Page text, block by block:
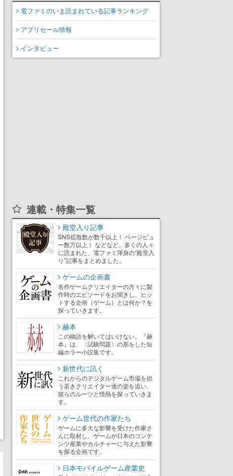
電ファミのいま読まれている記事ランキング
アプリセール情報
インタビュー
連載・特集一覧
殿堂入り記事
SNS拡散数が数千以上！ ページビュ
ー数万以上！ などなど。多くの人々
に読まれた、電ファミ渾身の“殿堂入
り”記事をまとめました。
ゲームの企画書
名作ゲームクリエイターの方々に製
作時のエピソードをお聞きし、ヒッ
トする企画（ゲーム）とは何か？を
探っていきます。
赫本
この物語を解いてはいけない。『赫
本』は、〈試験問題〉の形をした短
編ホラー小説集です。
新世代に訊く
これからのデジタルゲーム市場を担
う若きクリエイター達の姿を追い、
彼らのルーツと情熱を探っていきま
す。
ゲーム世代の作家たち
ゲームに多大な影響を受けた作家さ
んに取材し、ゲームが日本のコンテ
ンツ産業やカルチャーに与えた影響
を探る企画です。
日本モバイルゲーム産業史